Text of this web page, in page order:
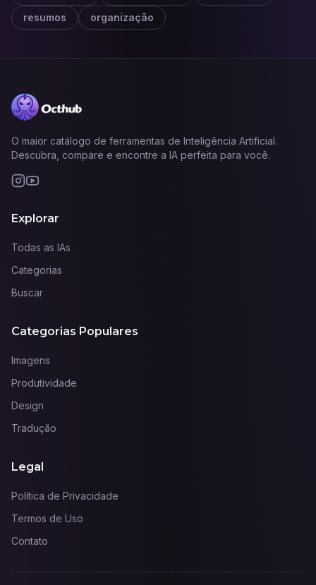
resumos
organização
O maior catálogo de ferramentas de Inteligência Artificial.
Descubra, compare e encontre a IA perfeita para você.
Explorar
Todas as IAs
Categorias
Buscar
Categorias Populares
Imagens
Produtividade
Design
Tradução
Legal
Política de Privacidade
Termos de Uso
Contato